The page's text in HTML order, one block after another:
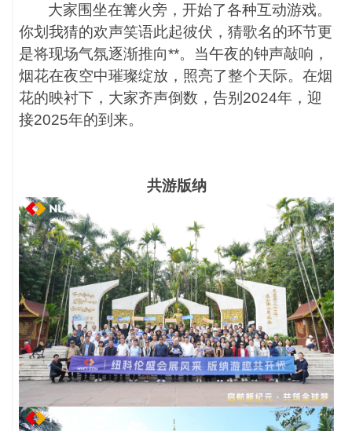
大家围坐在篝火旁，开始了各种互动游戏。
你划我猜的欢声笑语此起彼伏，猜歌名的环节更
是将现场气氛逐渐推向**。当午夜的钟声敲响，
烟花在夜空中璀璨绽放，照亮了整个天际。在烟
花的映衬下，大家齐声倒数，告别 2024年，迎
接2025年的到来。
共游版纳